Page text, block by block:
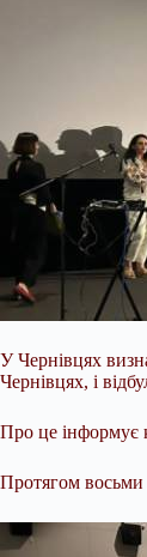
У Чернівцях
Чернівцях, і
Про це інформує
Протягом восьми